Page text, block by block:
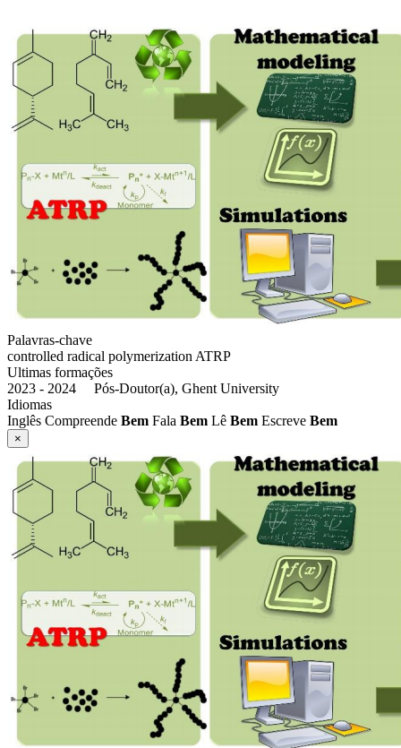
Palavras-chave
controlled radical polymerization ATRP
Ultimas formações
2023 - 2024 Pós-Doutor(a), Ghent University
Idiomas
Inglês Compreende Bem Fala Bem Lê Bem Escreve Bem
Imagens
de
pesquisa
×